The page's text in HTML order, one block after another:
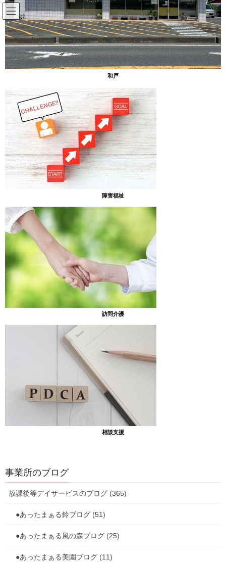
コ
ン
テ
ン
ツ
へ
ス
ナ
ビ
ゲ
ー
シ
ョ
ン
放課後等デイサービスのブログ
放課後等デイサービスのブログ
2023年9月4日
放課後等デイサービスのブログ
夏の思い出
[あったまぁる吉野]
和戸
障害福祉
訪問介護
相談支援
事業所のブログ
放課後等デイサービスのブログ (365)
●あったまぁる鈴ブログ (51)
●あったまぁる風の森ブログ (25)
●あったまぁる美園ブログ (11)